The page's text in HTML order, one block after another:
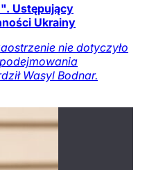
Ustępujący
Ukrainy
nie dotyczyło
Wasyl Bodnar.